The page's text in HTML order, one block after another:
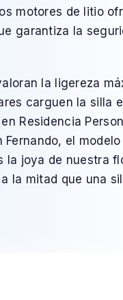
motores de litio
garantiza la
la ligereza
carguen la silla
Residencia
Fernando, el
la joya de nuestra
la mitad que una